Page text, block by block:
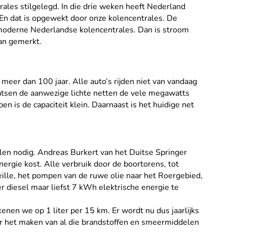
stilgelegd. In die drie weken heeft Nederland
dat is opgewekt door onze kolencentrales. De
Nederlandse kolencentrales. Dan is stroom
gemerkt.
dan 100 jaar. Alle auto’s rijden niet van vandaag
de aanwezige lichte netten de vele megawatts
is de capaciteit klein. Daarnaast is het huidige net
nodig. Andreas Burkert van het Duitse Springer
kost. Alle verbruik door de boortorens, tot
het pompen van de ruwe olie naar het Roergebied,
diesel maar liefst 7 kWh elektrische energie te
we op 1 liter per 15 km. Er wordt nu dus jaarlijks
maken van al die brandstoffen en smeermiddelen